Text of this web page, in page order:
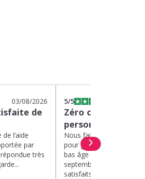
03/08/2026
de
l’aide
par
très
5/5
Zéro charge
personnel de
Nous faisons appel à
pour garder nos deux
bas âge le mercredi
septembre 2025. Nous
satisfaits....